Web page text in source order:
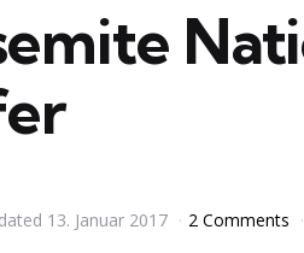
13. Januar 2017 2 Comments